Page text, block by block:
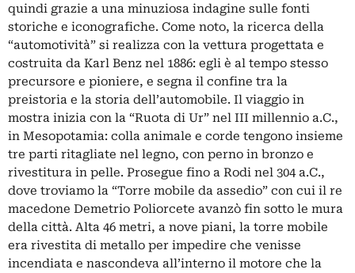
quindi grazie a una minuziosa indagine sulle fonti
storiche e iconografiche. Come noto, la ricerca della
“automotività” si realizza con la vettura progettata e
costruita da Karl Benz nel 1886: egli è al tempo stesso
precursore e pioniere, e segna il confine tra la
preistoria e la storia dell’automobile. Il viaggio in
mostra inizia con la “Ruota di Ur” nel III millennio a.C.,
in Mesopotamia: colla animale e corde tengono insieme
tre parti ritagliate nel legno, con perno in bronzo e
rivestitura in pelle. Prosegue fino a Rodi nel 304 a.C.,
dove troviamo la “Torre mobile da assedio” con cui il re
macedone Demetrio Poliorcete avanzò fin sotto le mura
della città. Alta 46 metri, a nove piani, la torre mobile
era rivestita di metallo per impedire che venisse
incendiata e nascondeva all’interno il motore che la